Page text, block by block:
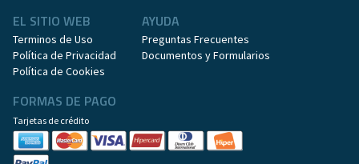
EL SITIO WEB
Terminos de Uso
Política de Privacidad
Política de Cookies
AYUDA
Preguntas Frecuentes
Documentos y Formularios
FORMAS DE PAGO
Tarjetas de crédito